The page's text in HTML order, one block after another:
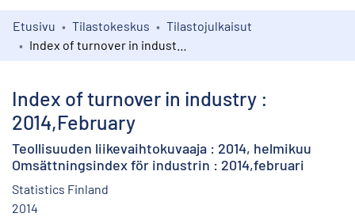
Kokoelmat
Etusivu Tilastokeskus
Tilastojulkaisut
Index of turnover in industry :
2014,February
Teollisuuden liikevaihtokuvaaja : 2014, helmikuu
Omsättningsindex för industrin : 2014,februari
Statistics Finland
2014